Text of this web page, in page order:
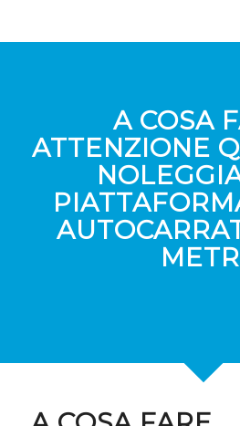
A COSA
ATTENZIONE